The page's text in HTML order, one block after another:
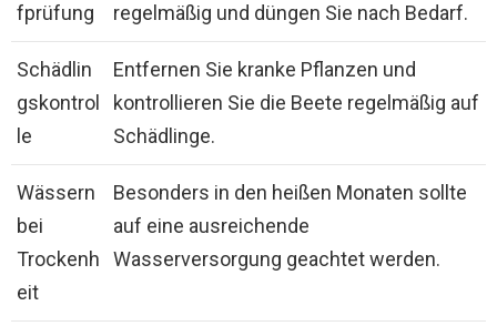
fprüfung
regelmäßig und düngen Sie nach Bedarf.
Schädlin
gskontrol
le
Entfernen Sie kranke Pflanzen und
kontrollieren Sie die Beete regelmäßig auf
Schädlinge.
Wässern
bei
Trockenh
eit
Besonders in den heißen Monaten sollte
auf eine ausreichende
Wasserversorgung geachtet werden.